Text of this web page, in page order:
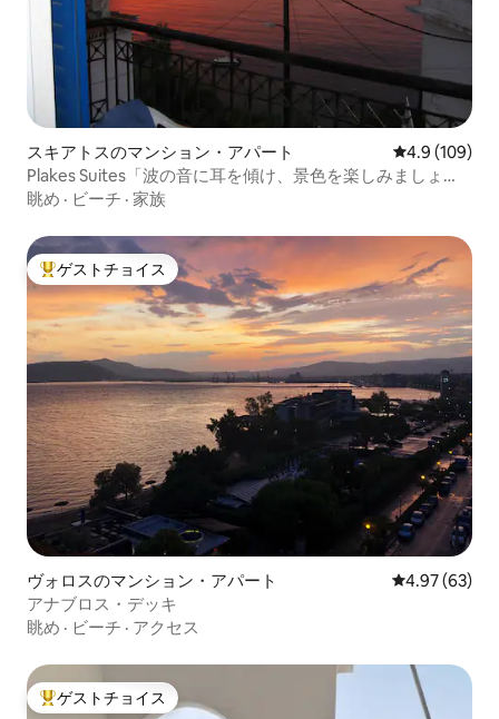
スキアトスのマンション・アパート レビュー109
4.9 (109)
Plakes Suites「波の音に耳を傾け、景色を楽しみましょ
う」
眺め · ビーチ · 家族
大好評のゲストチョイスです。
ゲストチョイス
ヴォロスのマンション・アパート レビュー63
4.97 (63)
アナブロス・デッキ
眺め · ビーチ · アクセス
大好評のゲストチョイスです。
ゲストチョイス